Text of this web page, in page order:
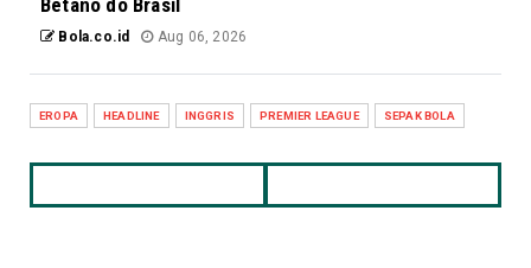
Bola.co.id Aug 06, 2026
EROPA HEADLINE INGGRIS PREMIER LEAGUE SEPAK BOLA